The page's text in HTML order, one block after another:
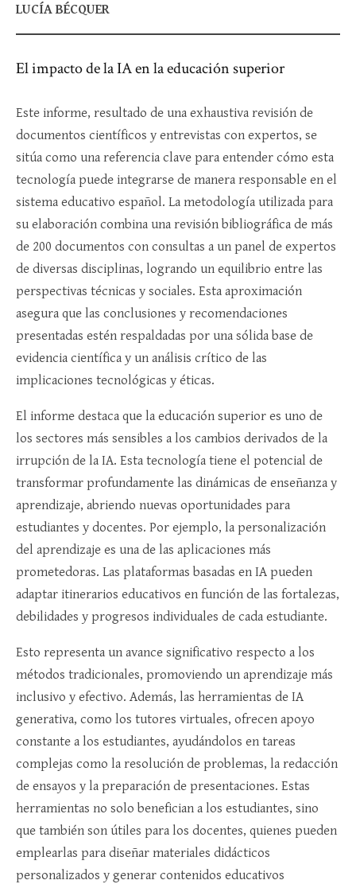
LUCÍA BÉCQUER
El impacto de la IA en la educación superior
Este informe, resultado de una exhaustiva revisión de
documentos científicos y entrevistas con expertos, se
sitúa como una referencia clave para entender cómo esta
tecnología puede integrarse de manera responsable en el
sistema educativo español. La metodología utilizada para
su elaboración combina una revisión bibliográfica de más
de 200 documentos con consultas a un panel de expertos
de diversas disciplinas, logrando un equilibrio entre las
perspectivas técnicas y sociales. Esta aproximación
asegura que las conclusiones y recomendaciones
presentadas estén respaldadas por una sólida base de
evidencia científica y un análisis crítico de las
implicaciones tecnológicas y éticas.
El informe destaca que la educación superior es uno de
los sectores más sensibles a los cambios derivados de la
irrupción de la IA. Esta tecnología tiene el potencial de
transformar profundamente las dinámicas de enseñanza y
aprendizaje, abriendo nuevas oportunidades para
estudiantes y docentes. Por ejemplo, la personalización
del aprendizaje es una de las aplicaciones más
prometedoras. Las plataformas basadas en IA pueden
adaptar itinerarios educativos en función de las fortalezas,
debilidades y progresos individuales de cada estudiante.
Esto representa un avance significativo respecto a los
métodos tradicionales, promoviendo un aprendizaje más
inclusivo y efectivo. Además, las herramientas de IA
generativa, como los tutores virtuales, ofrecen apoyo
constante a los estudiantes, ayudándolos en tareas
complejas como la resolución de problemas, la redacción
de ensayos y la preparación de presentaciones. Estas
herramientas no solo benefician a los estudiantes, sino
que también son útiles para los docentes, quienes pueden
emplearlas para diseñar materiales didácticos
personalizados y generar contenidos educativos